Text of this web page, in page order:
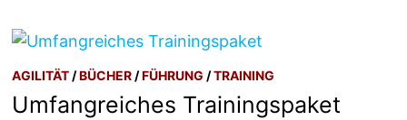
AGILITÄT /BÜCHER /FÜHRUNG /TRAINING
Umfangreiches Trainingspaket